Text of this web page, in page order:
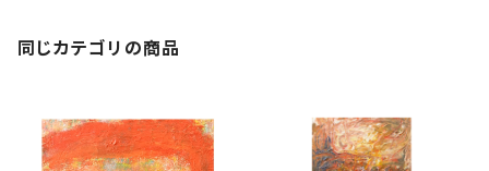
同じカテゴリの商品